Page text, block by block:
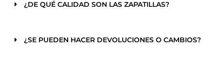
¿DE QUÉ CALIDAD SON LAS ZAPATILLAS?
¿SE PUEDEN HACER DEVOLUCIONES O CAMBIOS?